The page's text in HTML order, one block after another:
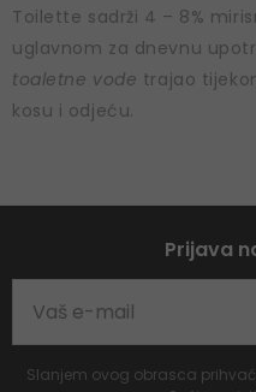
Toilette sadrži 4 – 8%
uglavnom za dnevnu
toaletne vode trajao
kosu i odjeću.
Prijava
Slanjem ovog obrasca